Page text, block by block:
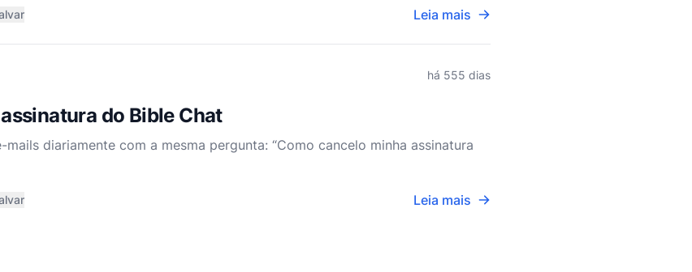
Leia mais
há 555 dias
do Bible Chat
diariamente com a mesma pergunta: “Como cancelo minha assinatura
Leia mais